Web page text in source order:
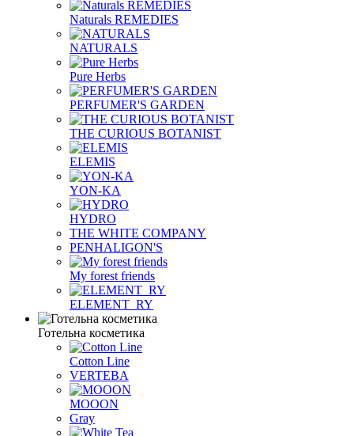
Naturals REMEDIES
NATURALS
Pure Herbs
PERFUMER'S GARDEN
THE CURIOUS BOTANIST
ELEMIS
YON-KA
HYDRO
THE WHITE COMPANY
PENHALIGON'S
My forest friends
ELEMENT_RY
Готельна косметика
Cotton Line
VERTEBA
MOOON
Gray